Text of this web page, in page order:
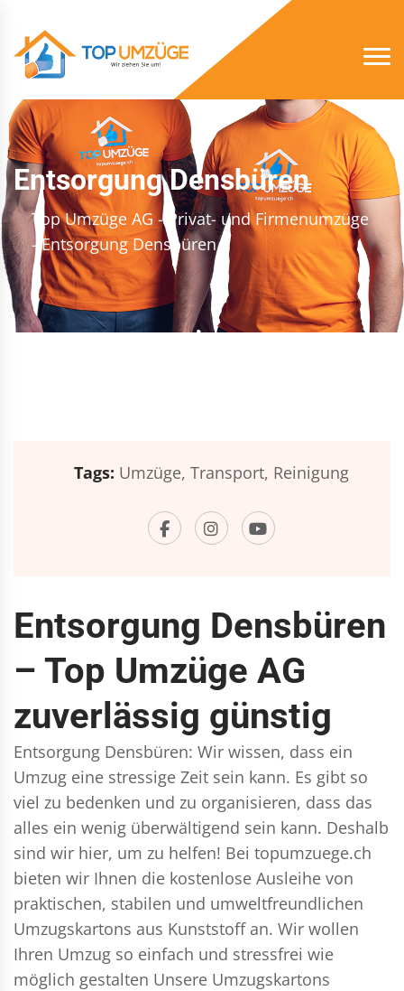
Entsorgung Densbüren
Top Umzüge AG - Privat- und Firmenumzüge
- Entsorgung Densbüren
Tags: Umzüge, Transport, Reinigung
Entsorgung Densbüren
– Top Umzüge AG
zuverlässig günstig
Entsorgung Densbüren: Wir wissen, dass ein
Umzug eine stressige Zeit sein kann. Es gibt so
viel zu bedenken und zu organisieren, dass das
alles ein wenig überwältigend sein kann. Deshalb
sind wir hier, um zu helfen! Bei topumzuege.ch
bieten wir Ihnen die kostenlose Ausleihe von
praktischen, stabilen und umweltfreundlichen
Umzugskartons aus Kunststoff an. Wir wollen
Ihren Umzug so einfach und stressfrei wie
möglich gestalten Unsere Umzugskartons